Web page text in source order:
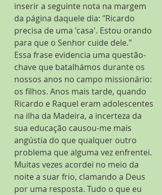
inserir a seguinte nota na margem
da página daquele dia: "Ricardo
precisa de uma 'casa'. Estou orando
para que o Senhor cuide dele."
Essa frase evidencia uma questão-
chave que batalhámos durante os
nossos anos no campo missionário:
os filhos. Anos mais tarde, quando
Ricardo e Raquel eram adolescentes
na ilha da Madeira, a incerteza da
sua educação causou-me mais
angústia do que qualquer outro
problema que alguma vez enfrentei.
Muitas vezes acordei no meio da
noite a suar frio, clamando a Deus
por uma resposta. Tudo o que eu